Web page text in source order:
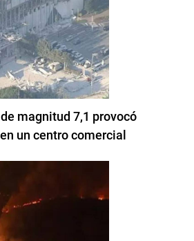
magnitud 7,1 provocó
un centro comercial